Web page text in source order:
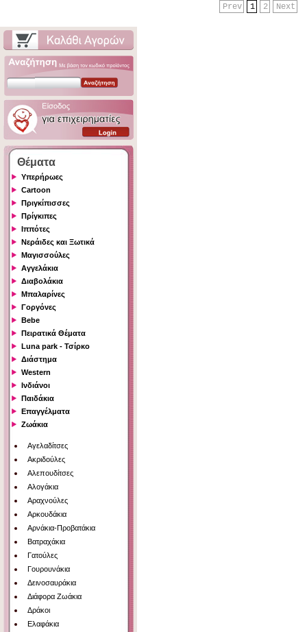
Next
2
1
Prev
Θέματα
Υπερήρωες
Cartoon
Πριγκίπισσες
Πρίγκιπες
Ιππότες
Νεράιδες και Ξωτικά
Μαγισσούλες
Αγγελάκια
Διαβολάκια
Μπαλαρίνες
Γοργόνες
Bebe
Πειρατικά Θέματα
Luna park - Τσίρκο
Διάστημα
Western
Ινδιάνοι
Παιδάκια
Επαγγέλματα
Ζωάκια
Αγελαδίτσες
Ακριδούλες
Αλεπουδίτσες
Αλογάκια
Αραχνούλες
Αρκουδάκια
Αρνάκια-Προβατάκια
Βατραχάκια
Γατούλες
Γουρουνάκια
Δεινοσαυράκια
Διάφορα Ζωάκια
Δράκοι
Ελαφάκια